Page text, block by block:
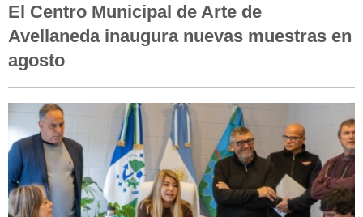
El Centro Municipal de Arte de
Avellaneda inaugura nuevas muestras en
agosto